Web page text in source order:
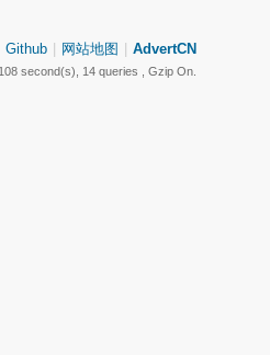
Github 网站地图 AdvertCN
second(s), 14 queries , Gzip On.